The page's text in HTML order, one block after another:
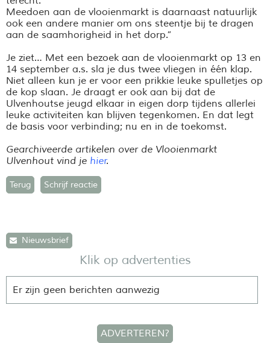
Meedoen aan de vlooienmarkt is daarnaast natuurlijk
ook een andere manier om ons steentje bij te dragen
aan de saamhorigheid in het dorp.”
Je ziet… Met een bezoek aan de vlooienmarkt op 13 en
14 september a.s. sla je dus twee vliegen in één klap.
Niet alleen kun je er voor een prikkie leuke spulletjes op
de kop slaan. Je draagt er ook aan bij dat de
Ulvenhoutse jeugd elkaar in eigen dorp tijdens allerlei
leuke activiteiten kan blijven tegenkomen. En dat legt
de basis voor verbinding; nu en in de toekomst.
Gearchiveerde artikelen over de Vlooienmarkt
Ulvenhout vind je hier.
Terug Schrijf reactie
Nieuwsbrief
Klik op advertenties
Er zijn geen berichten aanwezig
ADVERTEREN?